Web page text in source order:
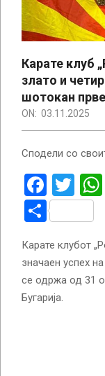
Карате клуб
злато и
шотокан
ON: 03.11.2025
Сподели со
Share
Карате клубот
значаен успех
се одржа од 31
Бугарија.